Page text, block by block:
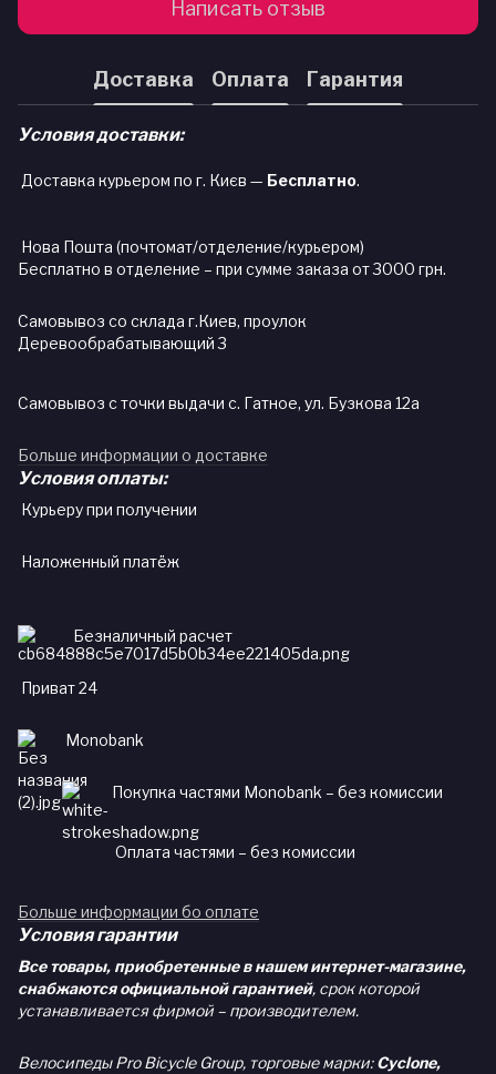
Написать отзыв
Доставка Оплата Гарантия
Условия доставки:
Доставка курьером по г. Києв — Бесплатно.
Нова Пошта (почтомат/отделение/курьером)
Бесплатно в отделение – при сумме заказа от 3000 грн.
Самовывоз со склада г.Киев, проулок
Деревообрабатывающий 3
Самовывоз с точки выдачи с. Гатное, ул. Бузкова 12а
Больше информации о доставке
Условия оплаты:
Курьеру при получении
Наложенный платёж
Безналичный расчет
Приват 24
Monobank
Покупка частями Monobank – без комиссии
Оплата частями – без комиссии
Больше информации бо оплате
Условия гарантии
Все товары, приобретенные в нашем интернет-магазине,
снабжаются официальной гарантией, срок которой
устанавливается фирмой – производителем.
Велосипеды Pro Bicycle Group, торговые марки:Cyclone,